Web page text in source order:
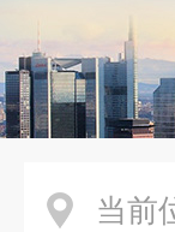
当前